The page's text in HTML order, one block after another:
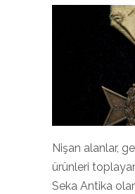
Nişan alanlar,
ürünleri
Seka Antika